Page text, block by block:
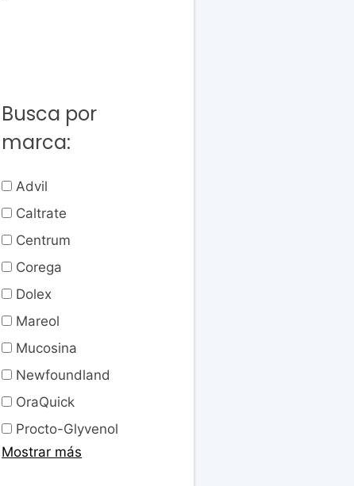
Busca por
marca:
Advil
Caltrate
Centrum
Corega
Dolex
Mareol
Mucosina
Newfoundland
OraQuick
Procto-Glyvenol
Mostrar más